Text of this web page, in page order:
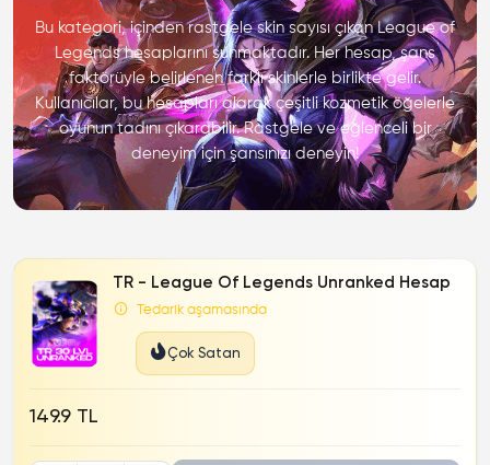
Bu kategori, içinden rastgele skin sayısı çıkan League of
Legends hesaplarını sunmaktadır. Her hesap, şans
faktörüyle belirlenen farklı skinlerle birlikte gelir.
Kullanıcılar, bu hesapları alarak çeşitli kozmetik öğelerle
oyunun tadını çıkarabilir. Rastgele ve eğlenceli bir
deneyim için şansınızı deneyin!
TR - League Of Legends Unranked Hesap
Tedarik aşamasında
Çok Satan
149.9 TL